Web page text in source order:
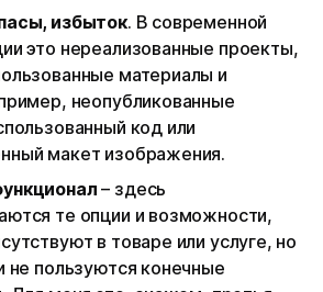
избыток. В современной
это нереализованные проекты,
материалы и
неопубликованные
код или
макет изображения.
– здесь
те опции и возможности,
в товаре или услуге, но
не пользуются конечные